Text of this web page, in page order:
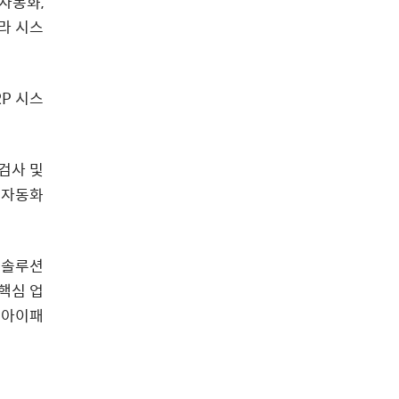
시스
시스
사 및
동화
루션
심 업
이패